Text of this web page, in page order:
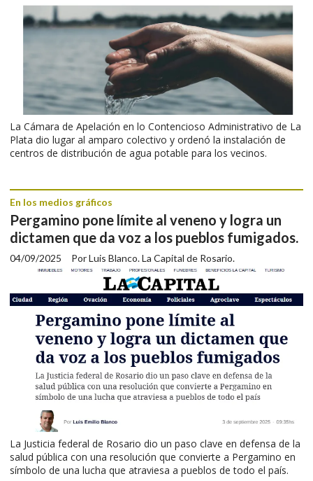
La Cámara de Apelación en lo Contencioso Administrativo de La
Plata dio lugar al amparo colectivo y ordenó la instalación de
centros de distribución de agua potable para los vecinos.
Pergamino pone límite al veneno y logra un
dictamen que da voz a los pueblos fumigados.
Por Luis Blanco. La Capital de Rosario.
En los medios gráficos
04/09/2025
La Justicia federal de Rosario dio un paso clave en defensa de la
salud pública con una resolución que convierte a Pergamino en
símbolo de una lucha que atraviesa a pueblos de todo el país.